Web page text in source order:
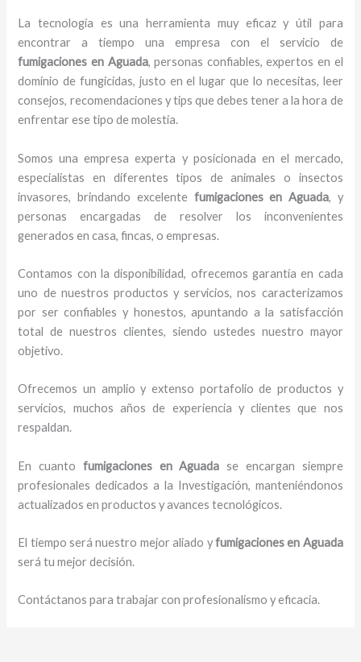
La tecnología es una herramienta muy eficaz y útil para
encontrar a tiempo una empresa con el servicio de
fumigaciones en Aguada, personas confiables, expertos en el
dominio de fungicidas, justo en el lugar que lo necesitas, leer
consejos, recomendaciones y tips que debes tener a la hora de
enfrentar ese tipo de molestia.
Somos una empresa experta y posicionada en el mercado,
especialistas en diferentes tipos de animales o insectos
invasores, brindando excelente fumigacionesen Aguada, y
personas encargadas de resolver los inconvenientes
generados en casa, fincas, o empresas.
Contamos con la disponibilidad, ofrecemos garantía en cada
uno de nuestros productos y servicios, nos caracterizamos
por ser confiables y honestos, apuntando a la satisfacción
total de nuestros clientes, siendo ustedes nuestro mayor
objetivo.
Ofrecemos un amplio y extenso portafolio de productos y
servicios, muchos años de experiencia y clientes que nos
respaldan.
En cuanto fumigacionesen Aguadase encargan siempre
profesionales dedicados a la Investigación, manteniéndonos
actualizados en productos y avances tecnológicos.
El tiempo será nuestro mejor aliado yfumigacionesen Aguada
será tu mejor decisión.
Contáctanos para trabajar con profesionalismo y eficacia.